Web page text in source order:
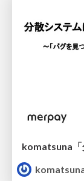
komatsuna「